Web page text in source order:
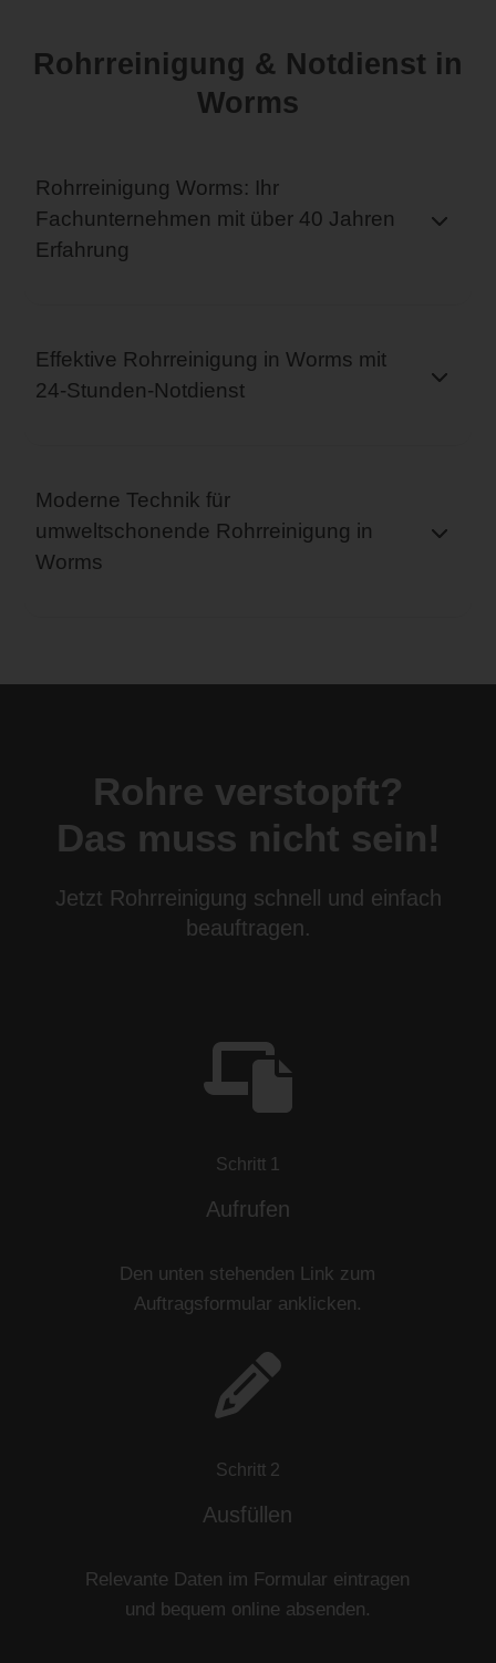
Rohrreinigung & Notdienst in
Worms
Rohrreinigung Worms: Ihr
Fachunternehmen mit über 40 Jahren
Erfahrung
Effektive Rohrreinigung in Worms mit
24-Stunden-Notdienst
Moderne Technik für
umweltschonende Rohrreinigung in
Worms
Rohre verstopft?
Das muss nicht sein!
Jetzt Rohrreinigung schnell und einfach
beauftragen.
Schritt 1
Aufrufen
Den unten stehenden Link zum
Auftragsformular anklicken.
Schritt 2
Ausfüllen
Relevante Daten im Formular eintragen
und bequem online absenden.